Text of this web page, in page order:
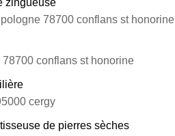
zingueuse
78700 conflans st honorine
conflans st honorine
cergy
de pierres sèches